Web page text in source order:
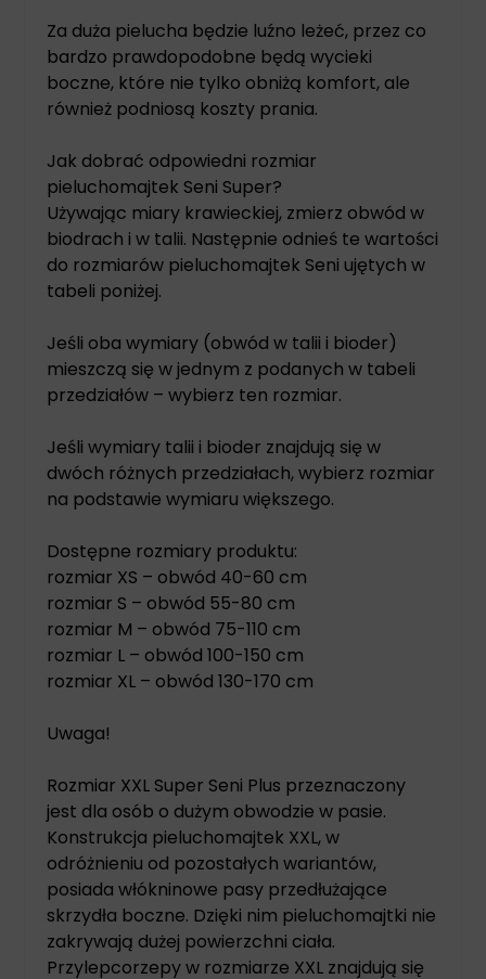
Za duża pielucha będzie luźno leżeć, przez co
bardzo prawdopodobne będą wycieki
boczne, które nie tylko obniżą komfort, ale
również podniosą koszty prania.
Jak dobrać odpowiedni rozmiar
pieluchomajtek Seni Super?
Używając miary krawieckiej, zmierz obwód w
biodrach i w talii. Następnie odnieś te wartości
do rozmiarów pieluchomajtek Seni ujętych w
tabeli poniżej.
Jeśli oba wymiary (obwód w talii i bioder)
mieszczą się w jednym z podanych w tabeli
przedziałów – wybierz ten rozmiar.
Jeśli wymiary talii i bioder znajdują się w
dwóch różnych przedziałach, wybierz rozmiar
na podstawie wymiaru większego.
Dostępne rozmiary produktu:
rozmiar XS – obwód 40-60 cm
rozmiar S – obwód 55-80 cm
rozmiar M – obwód 75-110 cm
rozmiar L – obwód 100-150 cm
rozmiar XL – obwód 130-170 cm
Uwaga!
Rozmiar XXL Super Seni Plus przeznaczony
jest dla osób o dużym obwodzie w pasie.
Konstrukcja pieluchomajtek XXL, w
odróżnieniu od pozostałych wariantów,
posiada włókninowe pasy przedłużające
skrzydła boczne. Dzięki nim pieluchomajtki nie
zakrywają dużej powierzchni ciała.
Przylepcorzepy w rozmiarze XXL znajdują się